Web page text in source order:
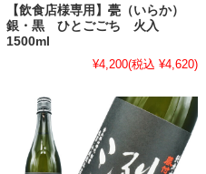
【飲食店様専用】甍（いらか）
銀・黒 ひとごごち 火入
1500ml
¥4,200(税込 ¥4,620)